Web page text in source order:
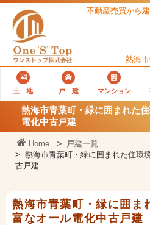
不動産売買から
熱海
土 地 戸 建 マンション
熱海市青葉町・緑に囲まれた
電化中古戸建
Home
戸建一覧
熱海市青葉町・緑に囲まれた住環
古戸建
熱海市青葉町・緑に囲ま
富なオール電化中古戸建